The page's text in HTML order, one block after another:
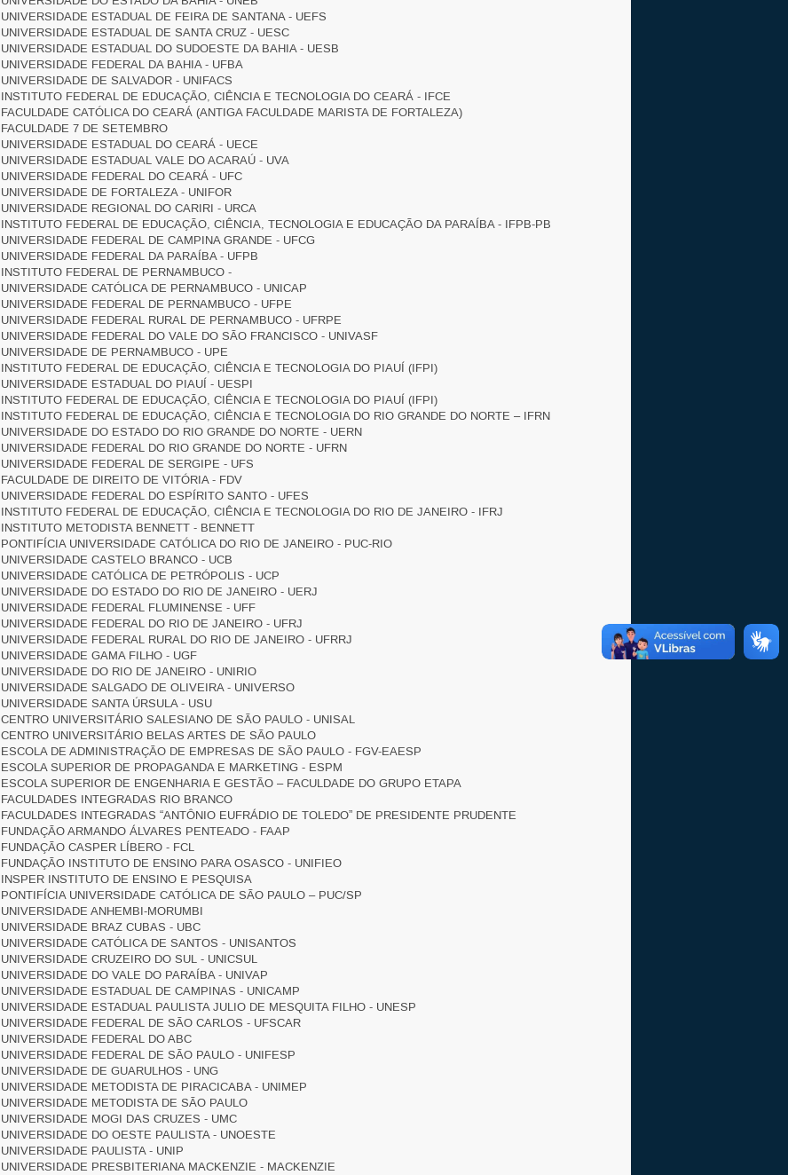
UNIVERSIDADE ESTADUAL DE FEIRA DE SANTANA - UEFS
UNIVERSIDADE ESTADUAL DE SANTA CRUZ - UESC
UNIVERSIDADE ESTADUAL DO SUDOESTE DA BAHIA - UESB
UNIVERSIDADE FEDERAL DA BAHIA - UFBA
UNIVERSIDADE DE SALVADOR - UNIFACS
INSTITUTO FEDERAL DE EDUCAÇÃO, CIÊNCIA E TECNOLOGIA DO CEARÁ - IFCE
FACULDADE CATÓLICA DO CEARÁ (ANTIGA FACULDADE MARISTA DE FORTALEZA)
FACULDADE 7 DE SETEMBRO
UNIVERSIDADE ESTADUAL DO CEARÁ - UECE
UNIVERSIDADE ESTADUAL VALE DO ACARAÚ - UVA
UNIVERSIDADE FEDERAL DO CEARÁ - UFC
UNIVERSIDADE DE FORTALEZA - UNIFOR
UNIVERSIDADE REGIONAL DO CARIRI - URCA
INSTITUTO FEDERAL DE EDUCAÇÃO, CIÊNCIA, TECNOLOGIA E EDUCAÇÃO DA PARAÍBA - IFPB-PB
UNIVERSIDADE FEDERAL DE CAMPINA GRANDE - UFCG
UNIVERSIDADE FEDERAL DA PARAÍBA - UFPB
INSTITUTO FEDERAL DE PERNAMBUCO -
UNIVERSIDADE CATÓLICA DE PERNAMBUCO - UNICAP
UNIVERSIDADE FEDERAL DE PERNAMBUCO - UFPE
UNIVERSIDADE FEDERAL RURAL DE PERNAMBUCO - UFRPE
UNIVERSIDADE FEDERAL DO VALE DO SÃO FRANCISCO - UNIVASF
UNIVERSIDADE DE PERNAMBUCO - UPE
INSTITUTO FEDERAL DE EDUCAÇÃO, CIÊNCIA E TECNOLOGIA DO PIAUÍ (IFPI)
UNIVERSIDADE ESTADUAL DO PIAUÍ - UESPI
INSTITUTO FEDERAL DE EDUCAÇÃO, CIÊNCIA E TECNOLOGIA DO PIAUÍ (IFPI)
INSTITUTO FEDERAL DE EDUCAÇÃO, CIÊNCIA E TECNOLOGIA DO RIO GRANDE DO NORTE – IFRN
UNIVERSIDADE DO ESTADO DO RIO GRANDE DO NORTE - UERN
UNIVERSIDADE FEDERAL DO RIO GRANDE DO NORTE - UFRN
UNIVERSIDADE FEDERAL DE SERGIPE - UFS
FACULDADE DE DIREITO DE VITÓRIA - FDV
UNIVERSIDADE FEDERAL DO ESPÍRITO SANTO - UFES
INSTITUTO FEDERAL DE EDUCAÇÃO, CIÊNCIA E TECNOLOGIA DO RIO DE JANEIRO - IFRJ
INSTITUTO METODISTA BENNETT - BENNETT
PONTIFÍCIA UNIVERSIDADE CATÓLICA DO RIO DE JANEIRO - PUC-RIO
UNIVERSIDADE CASTELO BRANCO - UCB
UNIVERSIDADE CATÓLICA DE PETRÓPOLIS - UCP
UNIVERSIDADE DO ESTADO DO RIO DE JANEIRO - UERJ
UNIVERSIDADE FEDERAL FLUMINENSE - UFF
UNIVERSIDADE FEDERAL DO RIO DE JANEIRO - UFRJ
UNIVERSIDADE FEDERAL RURAL DO RIO DE JANEIRO - UFRRJ
UNIVERSIDADE GAMA FILHO - UGF
UNIVERSIDADE DO RIO DE JANEIRO - UNIRIO
UNIVERSIDADE SALGADO DE OLIVEIRA - UNIVERSO
UNIVERSIDADE SANTA ÚRSULA - USU
CENTRO UNIVERSITÁRIO SALESIANO DE SÃO PAULO - UNISAL
CENTRO UNIVERSITÁRIO BELAS ARTES DE SÃO PAULO
ESCOLA DE ADMINISTRAÇÃO DE EMPRESAS DE SÃO PAULO - FGV-EAESP
ESCOLA SUPERIOR DE PROPAGANDA E MARKETING - ESPM
ESCOLA SUPERIOR DE ENGENHARIA E GESTÃO – FACULDADE DO GRUPO ETAPA
FACULDADES INTEGRADAS RIO BRANCO
FACULDADES INTEGRADAS “ANTÔNIO EUFRÁDIO DE TOLEDO” DE PRESIDENTE PRUDENTE
FUNDAÇÃO ARMANDO ÁLVARES PENTEADO - FAAP
FUNDAÇÃO CASPER LÍBERO - FCL
FUNDAÇÃO INSTITUTO DE ENSINO PARA OSASCO - UNIFIEO
INSPER INSTITUTO DE ENSINO E PESQUISA
PONTIFÍCIA UNIVERSIDADE CATÓLICA DE SÃO PAULO – PUC/SP
UNIVERSIDADE ANHEMBI-MORUMBI
UNIVERSIDADE BRAZ CUBAS - UBC
UNIVERSIDADE CATÓLICA DE SANTOS - UNISANTOS
UNIVERSIDADE CRUZEIRO DO SUL - UNICSUL
UNIVERSIDADE DO VALE DO PARAÍBA - UNIVAP
UNIVERSIDADE ESTADUAL DE CAMPINAS - UNICAMP
UNIVERSIDADE ESTADUAL PAULISTA JULIO DE MESQUITA FILHO - UNESP
UNIVERSIDADE FEDERAL DE SÃO CARLOS - UFSCAR
UNIVERSIDADE FEDERAL DO ABC
UNIVERSIDADE FEDERAL DE SÃO PAULO - UNIFESP
UNIVERSIDADE DE GUARULHOS - UNG
UNIVERSIDADE METODISTA DE PIRACICABA - UNIMEP
UNIVERSIDADE METODISTA DE SÃO PAULO
UNIVERSIDADE MOGI DAS CRUZES - UMC
UNIVERSIDADE DO OESTE PAULISTA - UNOESTE
UNIVERSIDADE PAULISTA - UNIP
UNIVERSIDADE PRESBITERIANA MACKENZIE - MACKENZIE